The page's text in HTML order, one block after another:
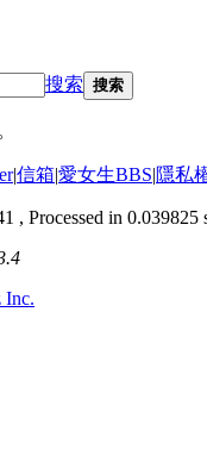
搜索 搜索
|信箱|愛女生BBS|隱私
, Processed in 0.039825
Inc.